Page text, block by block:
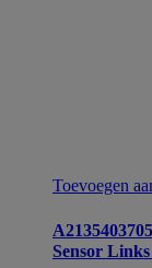
Toevoegen
Sensor